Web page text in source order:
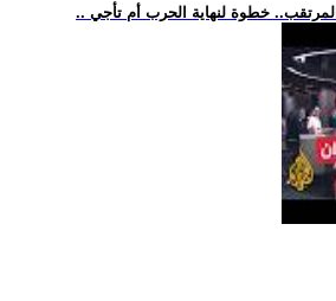
خطوة لنهاية الحرب أم تأجي